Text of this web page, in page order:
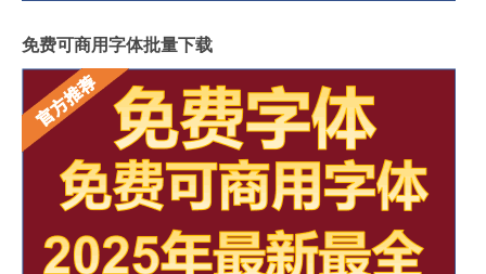
免费可商用字体批量下载